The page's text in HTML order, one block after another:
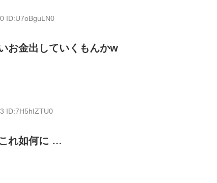
ID:U7oBguLN0
お金出していくもんかw
ID:7H5hIZTU0
れ如何に …